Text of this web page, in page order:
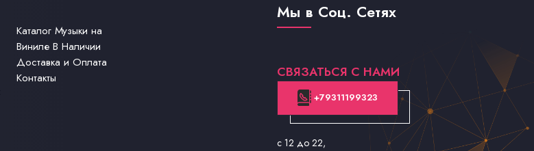
Каталог Музыки на
Виниле В Наличии
Доставка и Оплата
Контакты
Мы в Соц. Сетях
СВЯЗАТЬСЯ С НАМИ
+79311199323
с 12 до 22,